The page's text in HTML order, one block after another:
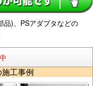
品)、PSアダプタなどの
工事例